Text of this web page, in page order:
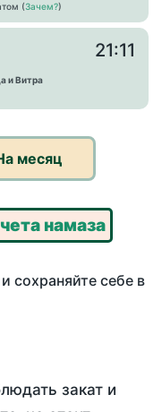
(Зачем?)
и Витра
21:11
месяц
намаза
сохраняйте себе в
закат и